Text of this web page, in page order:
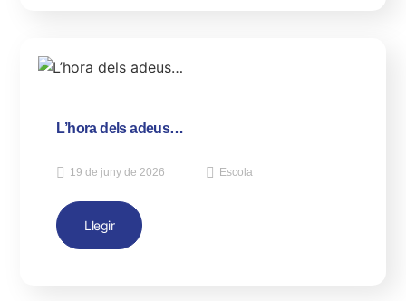
L’hora dels adeus…
19 de juny de 2026 Escola
Llegir